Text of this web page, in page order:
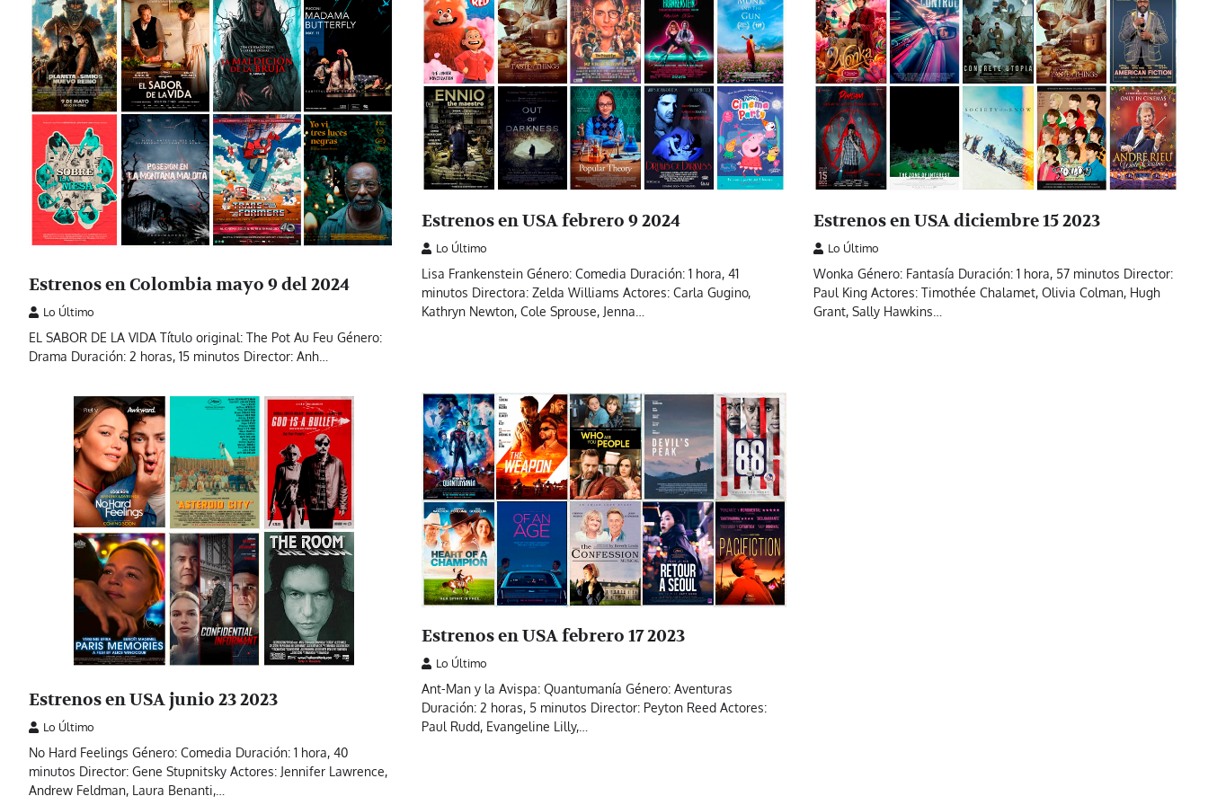
Estrenos en Colombia mayo 9 del 2024
Lo Último
EL SABOR DE LA VIDA Título original: The Pot Au Feu Género:
Drama Duración: 2 horas, 15 minutos Director: Anh…
Estrenos en USA febrero 9 2024
Lo Último
Lisa Frankenstein Género: Comedia Duración: 1 hora, 41
minutos Directora: Zelda Williams Actores: Carla Gugino,
Kathryn Newton, Cole Sprouse, Jenna…
Estrenos en USA diciembre 15 2023
Lo Último
Wonka Género: Fantasía Duración: 1 hora, 57 minutos Director:
Paul King Actores: Timothée Chalamet, Olivia Colman, Hugh
Grant, Sally Hawkins…
Estrenos en USA junio 23 2023
Lo Último
No Hard Feelings Género: Comedia Duración: 1 hora, 40
minutos Director: Gene Stupnitsky Actores: Jennifer Lawrence,
Andrew Feldman, Laura Benanti,…
Estrenos en USA febrero 17 2023
Lo Último
Ant-Man y la Avispa: Quantumanía Género: Aventuras
Duración: 2 horas, 5 minutos Director: Peyton Reed Actores:
Paul Rudd, Evangeline Lilly,…